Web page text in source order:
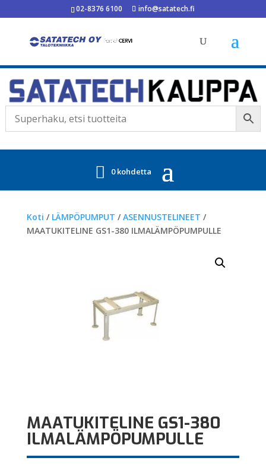
02-8376 6100 info@satatech.fi
0 kohdetta
Koti / LÄMPÖPUMPUT /ASENNUSTELINEET /
MAATUKITELINE GS1-380 ILMALÄMPÖPUMPULLE
MAATUKITELINE GS1-380
ILMALÄMPÖPUMPULLE